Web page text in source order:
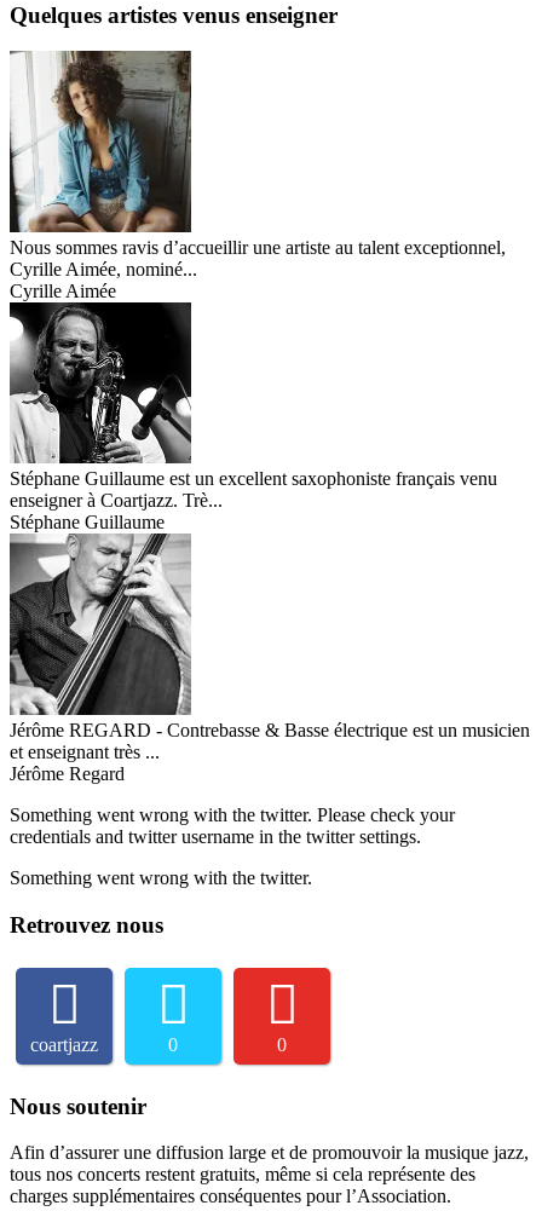
Quelques artistes venus enseigner
Nous sommes ravis d’accueillir une artiste au talent exceptionnel,
Cyrille Aimée, nominé...
Cyrille Aimée
Stéphane Guillaume est un excellent saxophoniste français venu
enseigner à Coartjazz. Trè...
Stéphane Guillaume
Jérôme REGARD - Contrebasse & Basse électrique est un musicien
et enseignant très ...
Jérôme Regard
Something went wrong with the twitter. Please check your
credentials and twitter username in the twitter settings.
Something went wrong with the twitter.
Retrouvez nous
coartjazz 0 0
Nous soutenir
Afin d’assurer une diffusion large et de promouvoir la musique jazz,
tous nos concerts restent gratuits, même si cela représente des
charges supplémentaires conséquentes pour l’Association.